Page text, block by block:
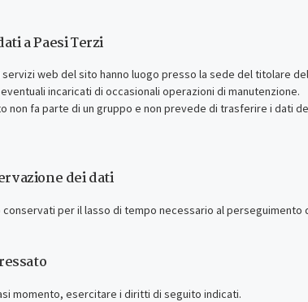
a Paesi Terzi
web del sito hanno luogo presso la sede del titolare
incaricati di occasionali operazioni di manutenzione.
non fa parte di un gruppo e non prevede di trasferire i dati
dei dati
conservati per il lasso di tempo necessario al
momento, esercitare i diritti di seguito indicati.